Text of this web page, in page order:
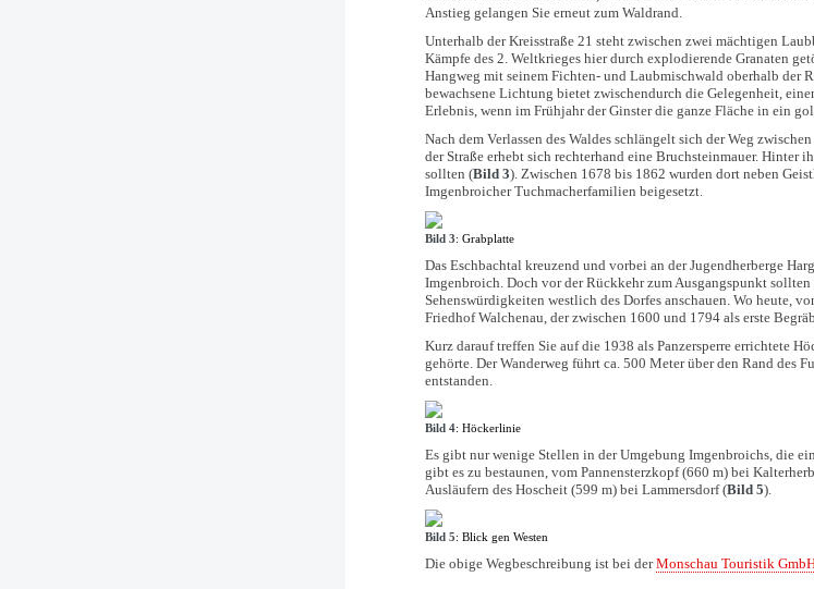
Anstieg gelangen Sie erneut zum Waldrand.
Unterhalb der Kreisstraße 21 steht zwischen zwei mächtigen
Kämpfe des 2. Weltkrieges hier durch explodierende Granaten
Hangweg mit seinem Fichten- und Laubmischwald oberhalb der
bewachsene Lichtung bietet zwischendurch die Gelegenheit,
Erlebnis, wenn im Frühjahr der Ginster die ganze Fläche in ein
Nach dem Verlassen des Waldes schlängelt sich der Weg
der Straße erhebt sich rechterhand eine Bruchsteinmauer.
sollten (Bild 3). Zwischen 1678 bis 1862 wurden dort neben
Imgenbroicher Tuchmacherfamilien beigesetzt.
Bild 3: Grabplatte
Das Eschbachtal kreuzend und vorbei an der Jugendherberge
Imgenbroich. Doch vor der Rückkehr zum Ausgangspunkt
Sehenswürdigkeiten westlich des Dorfes anschauen. Wo heute,
Friedhof Walchenau, der zwischen 1600 und 1794 als erste
Kurz darauf treffen Sie auf die 1938 als Panzersperre errichtete
gehörte. Der Wanderweg führt ca. 500 Meter über den Rand des
entstanden.
Bild 4: Höckerlinie
Es gibt nur wenige Stellen in der Umgebung Imgenbroichs, die
gibt es zu bestaunen, vom Pannensterzkopf (660 m) bei
Ausläufern des Hoscheit (599 m) bei Lammersdorf (Bild 5).
Bild 5: Blick gen Westen
Die obige Wegbeschreibung ist bei derMonschau Touristik